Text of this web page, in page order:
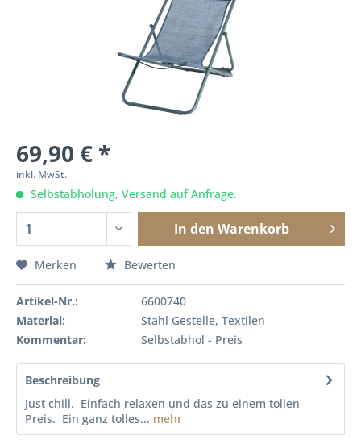
69,90 € *
inkl. MwSt.
Selbstabholung, Versand auf Anfrage.
In den Warenkorb
Merken Bewerten
Artikel-Nr.:
6600740
Material:
Stahl Gestelle, Textilen
Kommentar:
Selbstabhol - Preis
Beschreibung
Just chill. Einfach relaxen und das zu einem tollen
Preis. Ein ganz tolles... mehr